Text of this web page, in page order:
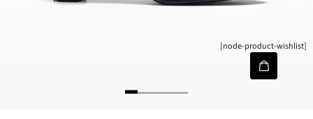
[node-product-wishlist]